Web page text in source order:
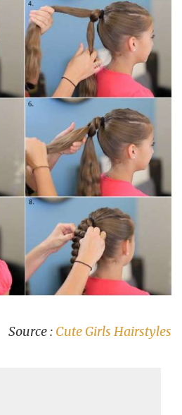
Source : Cute Girls Hairstyles